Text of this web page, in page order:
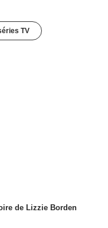
TV
de Lizzie Borden